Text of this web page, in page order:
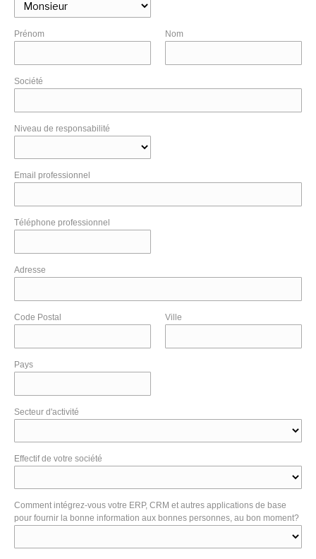
Prénom Nom
Société
Niveau de responsabilité
Email professionnel
Téléphone professionnel
Adresse
Code Postal Ville
Pays
Secteur d'activité
Effectif de votre société
Comment intégrez-vous votre ERP, CRM et autres applications de base
pour fournir la bonne information aux bonnes personnes, au bon moment?